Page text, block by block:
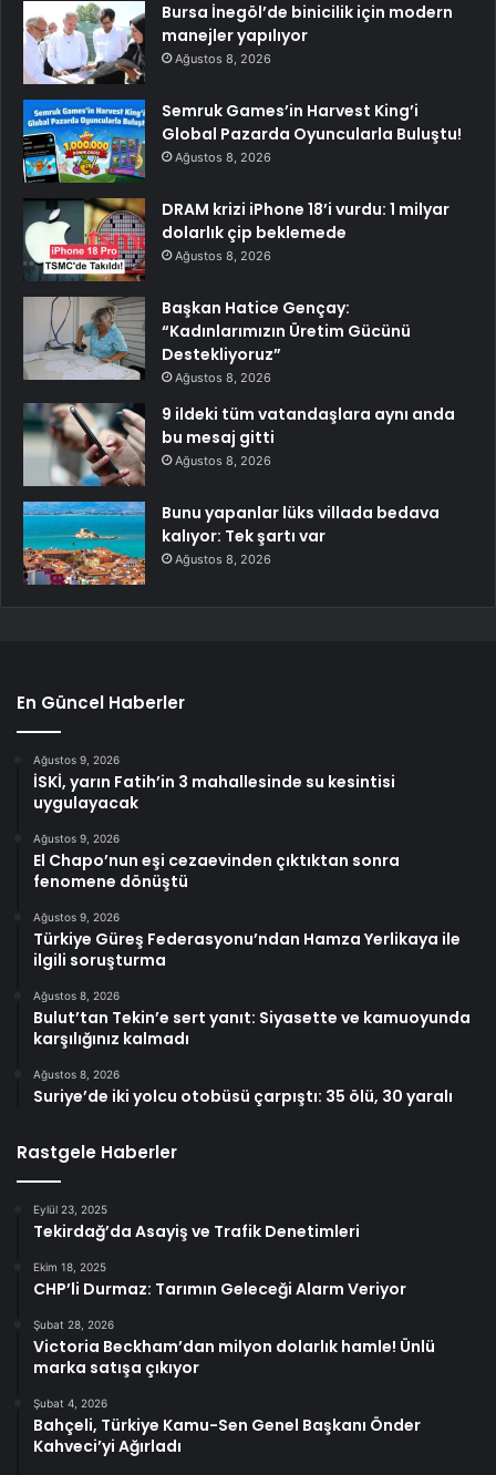
Bursa İnegöl’de binicilik için modern
manejler yapılıyor
Ağustos 8, 2026
Semruk Games’in Harvest King’i
Global Pazarda Oyuncularla Buluştu!
Ağustos 8, 2026
DRAM krizi iPhone 18’i vurdu: 1 milyar
dolarlık çip beklemede
Ağustos 8, 2026
Başkan Hatice Gençay:
“Kadınlarımızın Üretim Gücünü
Destekliyoruz”
Ağustos 8, 2026
9 ildeki tüm vatandaşlara aynı anda
bu mesaj gitti
Ağustos 8, 2026
Bunu yapanlar lüks villada bedava
kalıyor: Tek şartı var
Ağustos 8, 2026
En Güncel Haberler
Ağustos 9, 2026
İSKİ, yarın Fatih’in 3 mahallesinde su kesintisi
uygulayacak
Ağustos 9, 2026
El Chapo’nun eşi cezaevinden çıktıktan sonra
fenomene dönüştü
Ağustos 9, 2026
Türkiye Güreş Federasyonu’ndan Hamza Yerlikaya ile
ilgili soruşturma
Ağustos 8, 2026
Bulut’tan Tekin’e sert yanıt: Siyasette ve kamuoyunda
karşılığınız kalmadı
Ağustos 8, 2026
Suriye’de iki yolcu otobüsü çarpıştı: 35 ölü, 30 yaralı
Rastgele Haberler
Eylül 23, 2025
Tekirdağ’da Asayiş ve Trafik Denetimleri
Ekim 18, 2025
CHP’li Durmaz: Tarımın Geleceği Alarm Veriyor
Şubat 28, 2026
Victoria Beckham’dan milyon dolarlık hamle! Ünlü
marka satışa çıkıyor
Şubat 4, 2026
Bahçeli, Türkiye Kamu-Sen Genel Başkanı Önder
Kahveci’yi Ağırladı